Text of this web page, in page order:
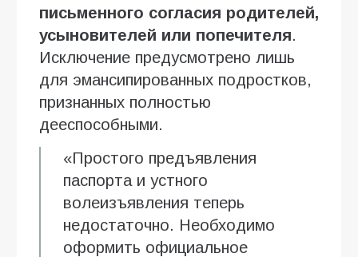
письменного согласия родителей,
усыновителей или попечителя.
Исключение предусмотрено лишь
для эмансипированных подростков,
признанных полностью
дееспособными.
«Простого предъявления
паспорта и устного
волеизъявления теперь
недостаточно. Необходимо
оформить официальное